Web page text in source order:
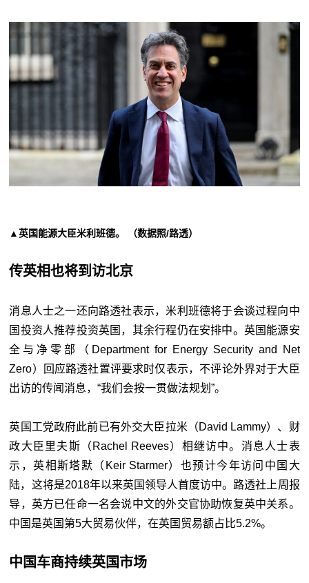
▲英国能源大臣米利班德。 （数据照/路透）
传英相也将到访北京
消息人士之一还向路透社表示，米利班德将于会谈过程向中
国投资人推荐投资英国，其余行程仍在安排中。英国能源安
全与净零部（Department for Energy Security and Net
Zero）回应路透社置评要求时仅表示，不评论外界对于大臣
出访的传闻消息，“我们会按一贯做法规划”。
英国工党政府此前已有外交大臣拉米（David Lammy）、财
政大臣里夫斯（Rachel Reeves）相继访中。消息人士表
示，英相斯塔默（Keir Starmer）也预计今年访问中国大
陆，这将是2018年以来英国领导人首度访中。路透社上周报
导，英方已任命一名会说中文的外交官协助恢复英中关系。
中国是英国第5大贸易伙伴，在英国贸易额占比5.2%。
中国车商持续英国市场